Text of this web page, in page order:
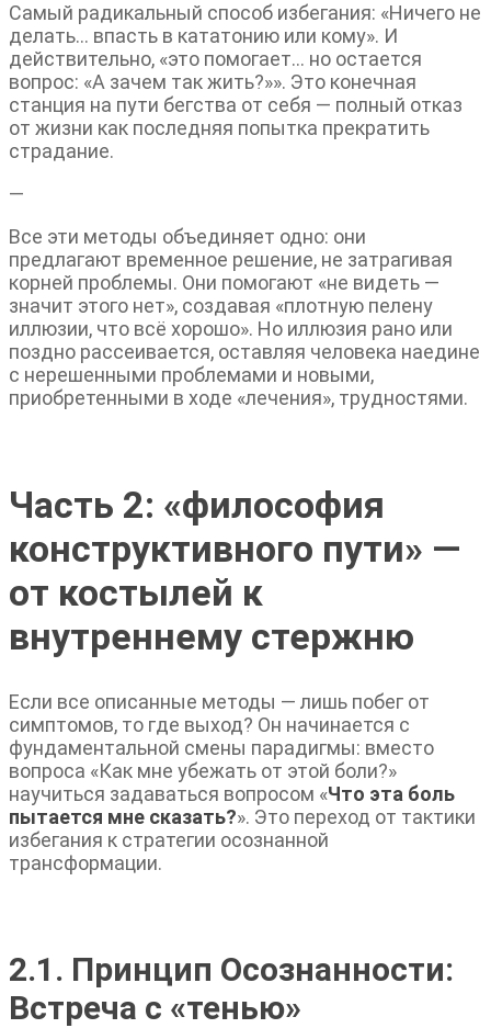
Самый радикальный способ избегания: «Ничего не
делать… впасть в кататонию или кому». И
действительно, «это помогает… но остается
вопрос: «А зачем так жить?»». Это конечная
станция на пути бегства от себя — полный отказ
от жизни как последняя попытка прекратить
страдание.
—
Все эти методы объединяет одно: они
предлагают временное решение, не затрагивая
корней проблемы. Они помогают «не видеть —
значит этого нет», создавая «плотную пелену
иллюзии, что всё хорошо». Но иллюзия рано или
поздно рассеивается, оставляя человека наедине
с нерешенными проблемами и новыми,
приобретенными в ходе «лечения», трудностями.
Часть 2: «философия
конструктивного пути» —
от костылей к
внутреннему стержню
Если все описанные методы — лишь побег от
симптомов, то где выход? Он начинается с
фундаментальной смены парадигмы: вместо
вопроса «Как мне убежать от этой боли?»
научиться задаваться вопросом «Что эта боль
пытается мне сказать?». Это переход от тактики
избегания к стратегии осознанной
трансформации.
2.1. Принцип Осознанности:
Встреча с «тенью»